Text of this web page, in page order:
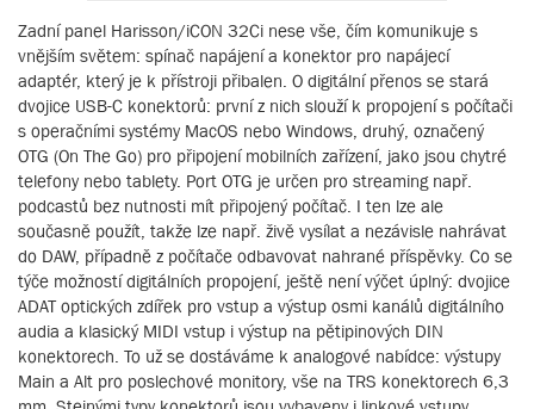
Zadní panel Harisson/iCON 32Ci nese vše, čím komunikuje s
vnějším světem: spínač napájení a konektor pro napájecí
adaptér, který je k přístroji přibalen. O digitální přenos se stará
dvojice USB-C konektorů: první z nich slouží k propojení s počítači
s operačními systémy MacOS nebo Windows, druhý, označený
OTG (On The Go) pro připojení mobilních zařízení, jako jsou chytré
telefony nebo tablety. Port OTG je určen pro streaming např.
podcastů bez nutnosti mít připojený počítač. I ten lze ale
současně použít, takže lze např. živě vysílat a nezávisle nahrávat
do DAW, případně z počítače odbavovat nahrané příspěvky. Co se
týče možností digitálních propojení, ještě není výčet úplný: dvojice
ADAT optických zdířek pro vstup a výstup osmi kanálů digitálního
audia a klasický MIDI vstup i výstup na pětipinových DIN
konektorech. To už se dostáváme k analogové nabídce: výstupy
Main a Alt pro poslechové monitory, vše na TRS konektorech 6,3